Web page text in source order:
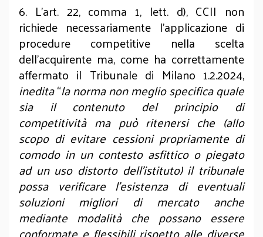
6. L’art. 22, comma 1, lett. d), CCII non
richiede necessariamente l’applicazione di
procedure competitive nella scelta
dell’acquirente ma, come ha correttamente
affermato il Tribunale di Milano 1.2.2024,
inedita“la norma non meglio specifica quale
sia il contenuto del principio di
competitività ma può ritenersi che (allo
scopo di evitare cessioni propriamente di
comodo in un contesto asfittico o piegato
ad un uso distorto dell’istituto) il tribunale
possa verificare l’esistenza di eventuali
soluzioni migliori di mercato anche
mediante modalità che possano essere